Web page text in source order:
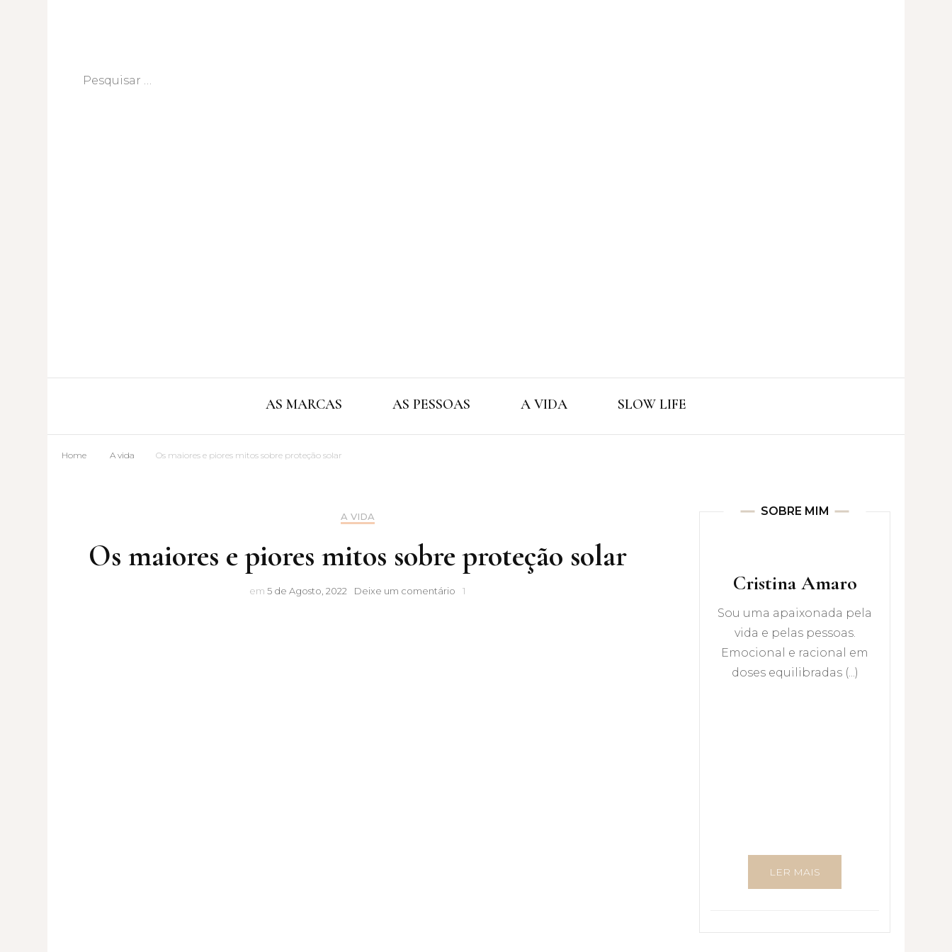
Pesquisar
Cristina Amaro
AS MARCAS AS PESSOAS A VIDA SLOW LIFE
Home A vida Os maiores e piores mitos sobre proteção solar
A VIDA
Os maiores e piores mitos sobre proteção solar
em 5 de Agosto, 2022 Deixe um comentário Os1
SOBRE MIM
Cristina Amaro
Sou uma apaixonada pela
vida e pelas pessoas.
Emocional e racional em
doses equilibradas (...)
LER MAIS